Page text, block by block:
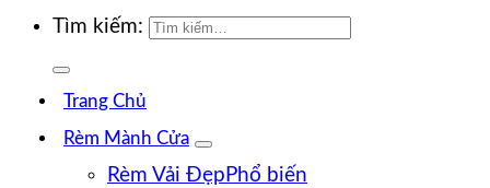
Tìm kiếm:
Trang Chủ
Rèm Mành Cửa
Rèm Vải Đẹp